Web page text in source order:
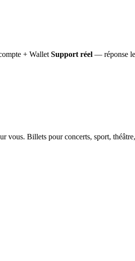
+ Wallet Support réel — réponse
vous. Billets pour concerts, sport,